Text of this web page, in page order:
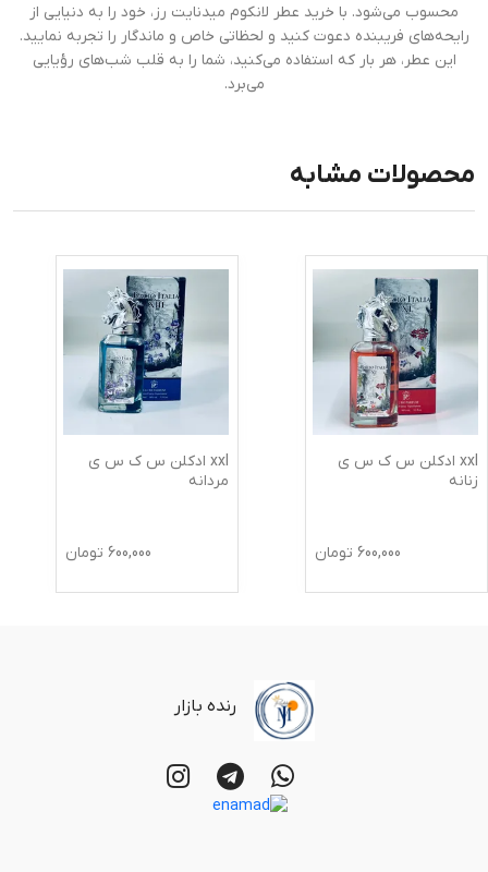
محسوب می‌شود. با خرید عطر لانکوم میدنایت رز، خود را به دنیایی از
رایحه‌های فریبنده دعوت کنید و لحظاتی خاص و ماندگار را تجربه نمایید.
این عطر، هر بار که استفاده می‌کنید، شما را به قلب شب‌های رؤیایی
می‌برد.
محصولات مشابه
xxl ادکلن س ک س ی
زنانه
600,000 تومان
xxl ادکلن س ک س ی
مردانه
600,000 تومان
رنده بازار